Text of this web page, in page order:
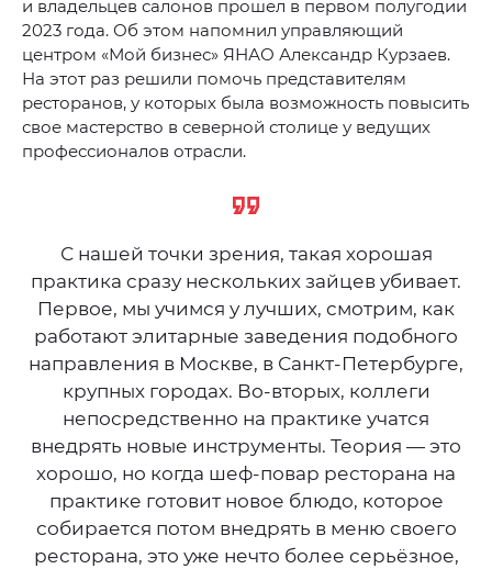
и владельцев салонов прошел в первом полугодии
2023 года. Об этом напомнил управляющий
центром «Мой бизнес» ЯНАО Александр Курзаев.
На этот раз решили помочь представителям
ресторанов, у которых была возможность повысить
свое мастерство в северной столице у ведущих
профессионалов отрасли.
С нашей точки зрения, такая хорошая
практика сразу нескольких зайцев убивает.
Первое, мы учимся у лучших, смотрим, как
работают элитарные заведения подобного
направления в Москве, в Санкт-Петербурге,
крупных городах. Во-вторых, коллеги
непосредственно на практике учатся
внедрять новые инструменты. Теория — это
хорошо, но когда шеф-повар ресторана на
практике готовит новое блюдо, которое
собирается потом внедрять в меню своего
ресторана, это уже нечто более серьёзное,